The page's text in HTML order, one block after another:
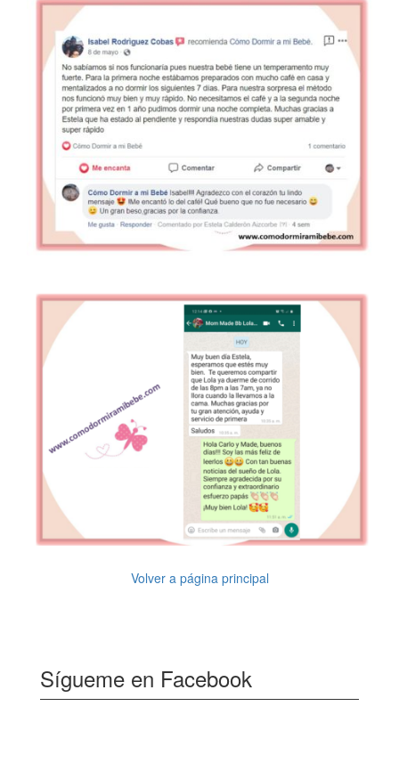
Volver a página principal
Sígueme en Facebook